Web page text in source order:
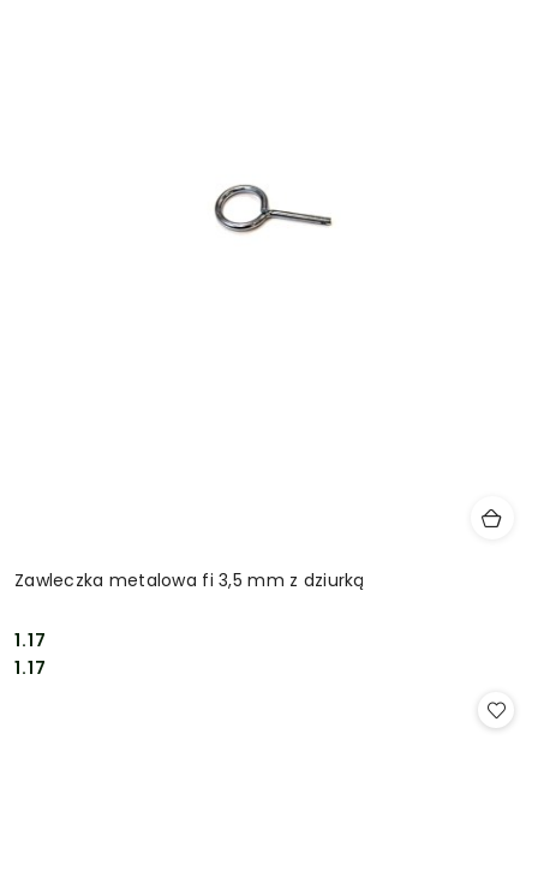
Zawleczka metalowa fi 3,5 mm z dziurką
Cena:
1.17
Cena:
1.17